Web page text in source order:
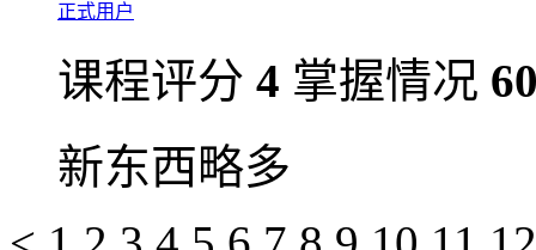
正式用户
课程评分 4 掌握情况
新东西略多